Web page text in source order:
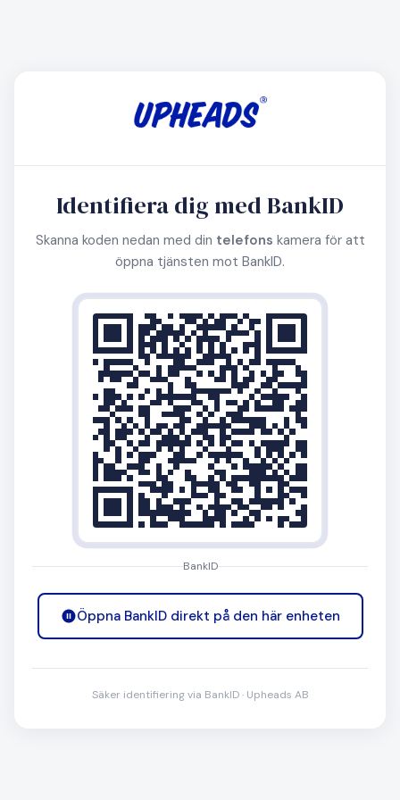
Identifiera dig med BankID
Skanna koden nedan med din telefons kamera för att
öppna tjänsten mot BankID.
BankID
Öppna BankID direkt på den här enheten
Säker identifiering via BankID · Upheads AB